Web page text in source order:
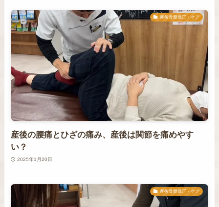
産後骨盤矯正・ケア
産後の腰痛とひざの痛み、産後は関節を痛めやす
い？
2025年1月20日
産後骨盤矯正・ケア